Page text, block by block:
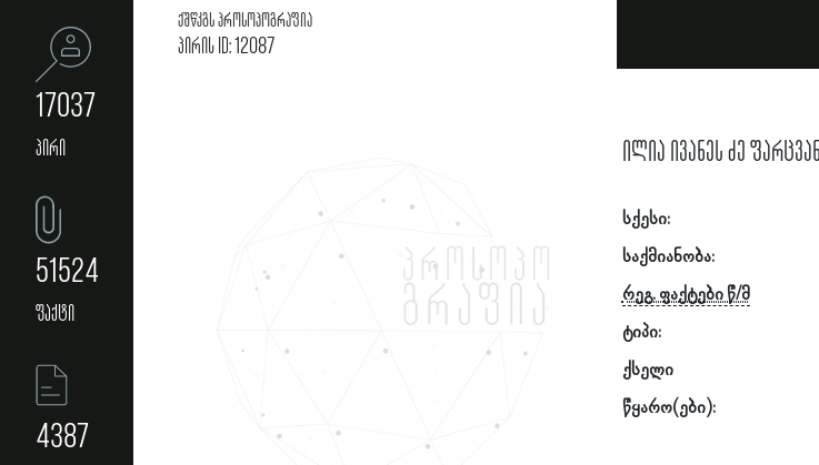
17037
პირი
51524
ფაქტი
4387
ქშწკგს პროსოპოგრაფია
პირის ID: 12087
ილია ივანეს ძე
სქესი:
საქმიანობა:
რეგ. ფაქტები წ/მ
ტიპი:
ქსელი
წყარო(ები):